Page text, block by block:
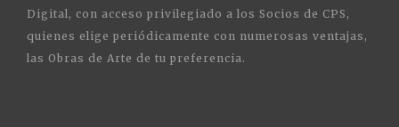
Digital, con acceso privilegiado a los Socios de CPS,
quienes elige periódicamente con numerosas ventajas,
las Obras de Arte de tu preferencia.